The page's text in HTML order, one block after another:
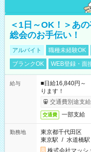
＜1日～OK！＞あ
総会のお手伝い！
アルバイト 職種未経験OK
ブランクOK
WEB登録・面
給与
■日給16,840円～
ります！
交通費別途支
交通費 一部支給
勤務地
東京都千代田区
東京駅 / 水道橋駅
株式会社マッシ